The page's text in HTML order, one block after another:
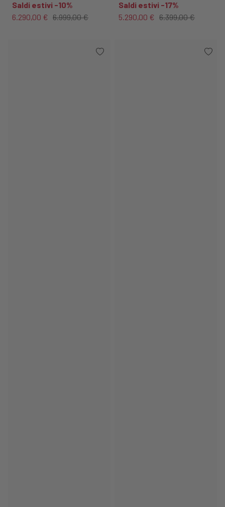
Saldi estivi -10%
6.290,00 € 6.999,00 €
Saldi estivi -17%
5.290,00 € 6.399,00 €